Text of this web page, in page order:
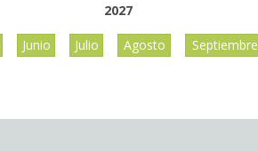
2027
Junio Julio Agosto Septiembre